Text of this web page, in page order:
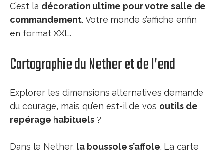
C’est la décoration ultime pour votre salle de
commandement. Votre monde s’affiche enfin
en format XXL.
Cartographie du Nether et de l’end
Explorer les dimensions alternatives demande
du courage, mais qu’en est-il de vos outils de
repérage habituels ?
Dans le Nether, la boussole s’affole. La carte